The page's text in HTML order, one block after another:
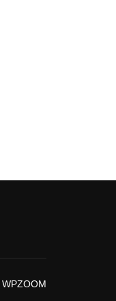
WPZOOM